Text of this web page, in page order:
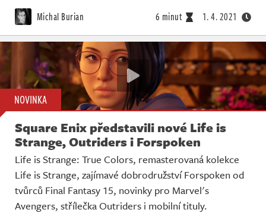
Michal Burian 6 minut 1. 4. 2021
NOVINKA
Square Enix představili nové Life is
Strange, Outriders i Forspoken
Life is Strange: True Colors, remasterovaná kolekce
Life is Strange, zajímavé dobrodružství Forspoken od
tvůrců Final Fantasy 15, novinky pro Marvel's
Avengers, střílečka Outriders i mobilní tituly.